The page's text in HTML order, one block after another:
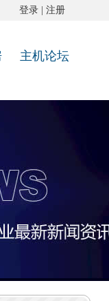
登录 注册
主机论坛